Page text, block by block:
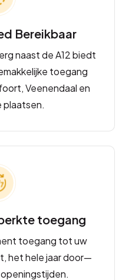
Bereikbaar
naast de A12 biedt
toegang
Veenendaal en
plaatsen.
toegang
toegang tot uw
het hele jaar door—